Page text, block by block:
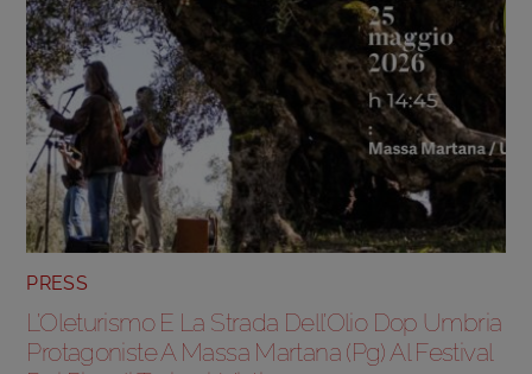
PRESS
L’Oleturismo E La Strada Dell’Olio Dop Umbria
Protagoniste A Massa Martana (Pg) Al Festival